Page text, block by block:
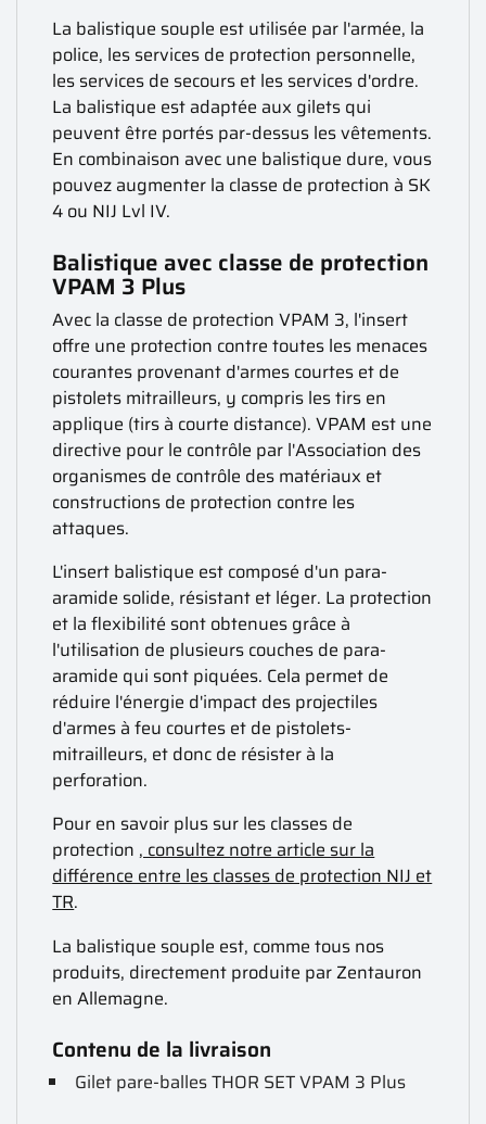
La balistique souple est utilisée par l'armée, la
police, les services de protection personnelle,
les services de secours et les services d'ordre.
La balistique est adaptée aux gilets qui
peuvent être portés par-dessus les vêtements.
En combinaison avec une balistique dure, vous
pouvez augmenter la classe de protection à SK
4 ou NIJ Lvl IV.
Balistique avec classe de protection
VPAM 3 Plus
Avec la classe de protection VPAM 3, l'insert
offre une protection contre toutes les menaces
courantes provenant d'armes courtes et de
pistolets mitrailleurs, y compris les tirs en
applique (tirs à courte distance). VPAM est une
directive pour le contrôle par l'Association des
organismes de contrôle des matériaux et
constructions de protection contre les
attaques.
L'insert balistique est composé d'un para-
aramide solide, résistant et léger. La protection
et la flexibilité sont obtenues grâce à
l'utilisation de plusieurs couches de para-
aramide qui sont piquées. Cela permet de
réduire l'énergie d'impact des projectiles
d'armes à feu courtes et de pistolets-
mitrailleurs, et donc de résister à la
perforation.
Pour en savoir plus sur les classes de
protection, consultez notre article sur la
différence entre les classes de protection NIJ et
TR.
La balistique souple est, comme tous nos
produits, directement produite par Zentauron
en Allemagne.
Contenu de la livraison
Gilet pare-balles THOR SET VPAM 3 Plus